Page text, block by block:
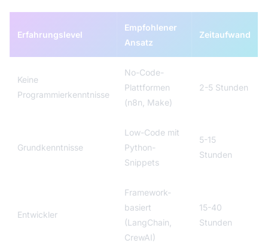
Erfahrungslevel
Empfohlener
Ansatz
Zeitaufwand
Keine
Programmierkenntnisse
No-Code-
Plattformen
(n8n, Make)
2-5 Stunden
Grundkenntnisse
Low-Code mit
Python-
Snippets
5-15
Stunden
Entwickler
Framework-
basiert
(LangChain,
CrewAI)
15-40
Stunden